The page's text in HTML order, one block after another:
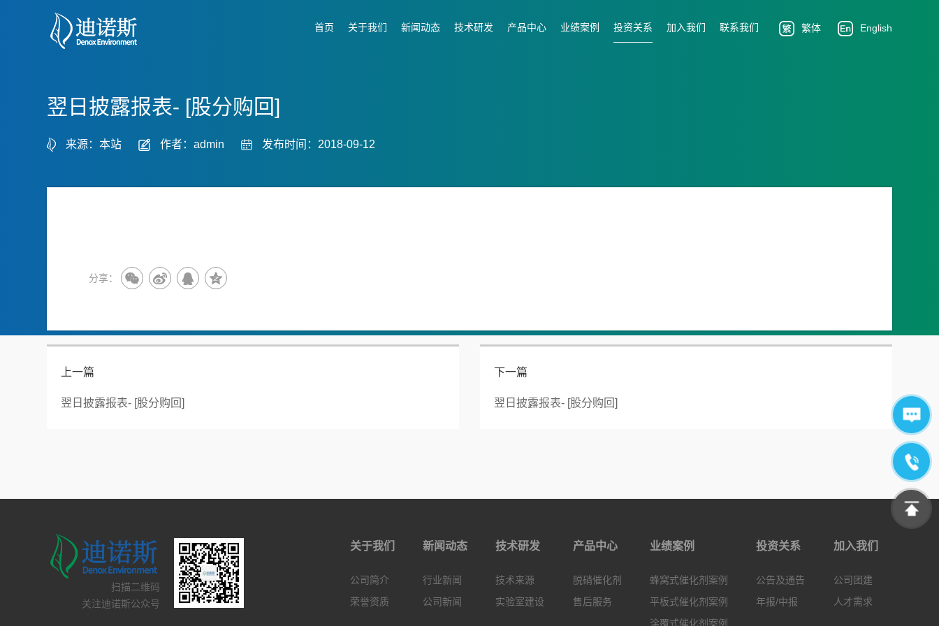
首页 关于我们 新闻动态 技术研发 产品中心 业绩案例 投资关系 加入我们 联系我们 繁体 English
翌日披露报表- [股分购回]
来源：本站 作者：admin 发布时间：2018-09-12
分享：
上一篇
翌日披露报表- [股分购回]
下一篇
翌日披露报表- [股分购回]
扫描二维码
关注迪诺斯公众号
关于我们
公司简介
荣誉资质
新闻动态
行业新闻
公司新闻
技术研发
技术来源
实验室建设
产品中心
脱硝催化剂
售后服务
业绩案例
蜂窝式催化剂案例
平板式催化剂案例
涂覆式催化剂案例
投资关系
公告及通告
年报/中报
加入我们
公司团建
人才需求